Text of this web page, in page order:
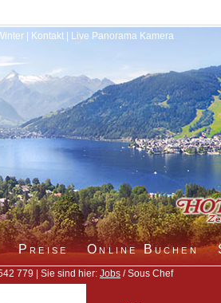
Kontakt Live Panorama Kamera
Preise Online Buchen
779 | Sie sind hier: Jobs / Sous Chef